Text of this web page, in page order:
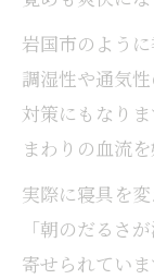
岩国市のよう
調湿性や通気
対策にもなり
まわりの血流
実際に寝具を
「朝のだるさ
寄せられてい